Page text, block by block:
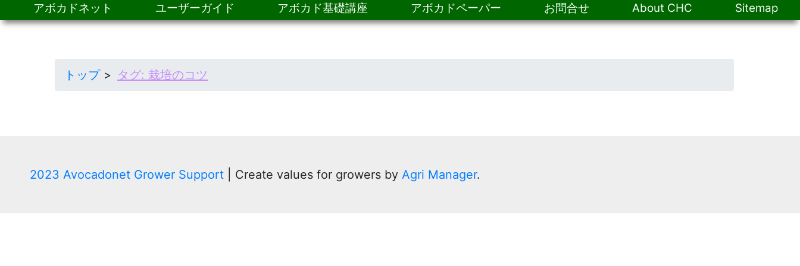
アボカドネット ユーザーガイド アボカド基礎講座 アボカドペーパー お問合せ About CHC Sitemap
トップ タグ: 栽培のコツ
2023 Avocadonet Grower Support Create values for growers by Agri Manager.